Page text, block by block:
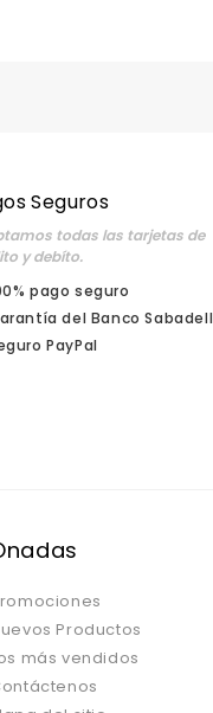
Seguros
todas las tarjetas de
y debíto.
pago seguro
del Banco Sabadell
PayPal
Productos
más vendidos